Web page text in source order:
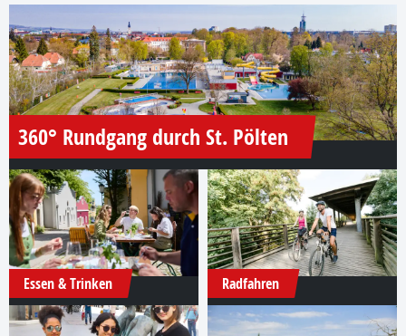
360° Rundgang durch St. Pölten
Essen & Trinken Radfahren